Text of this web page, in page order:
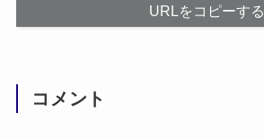
URLをコピーする
コメント